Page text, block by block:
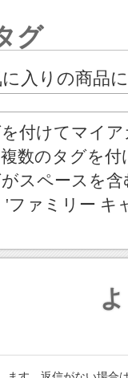
グ
入りの商品
付けてマイ
数のタグを
スペースを
'ファミリー キ